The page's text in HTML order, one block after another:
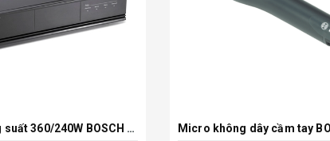
Xem chi tiết Amply công suất 360/240W BOSCH LBB1935/20 Xem chi tiết